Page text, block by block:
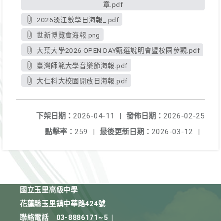
章.pdf
2026淡江數學日海報_.pdf
世新博覽會海報.png
大葉大學2026 OPEN DAY甄選說明會暨校園參觀.pdf
臺灣師範大學音樂節海報.pdf
大仁科大校園開放日海報.pdf
發佈日期： 2026-02-25
下架日期： 2026-04-11
|
最後更新日期： 2026-03-12 |
點擊率： 259 |
國立玉里高級中學
花蓮縣玉里鎮中華路424號
聯絡電話
03-8886171~5